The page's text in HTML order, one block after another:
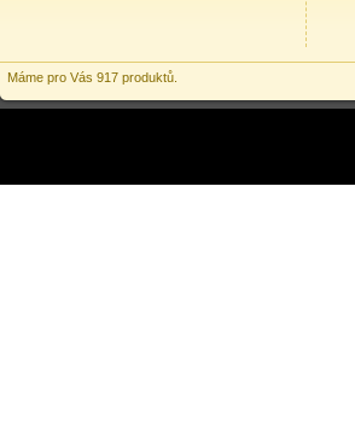
Máme pro Vás 917 produktů.